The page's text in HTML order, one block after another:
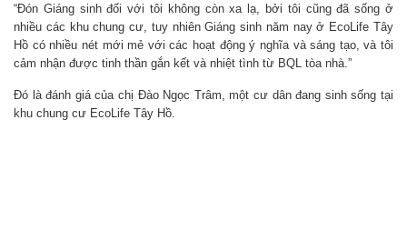
“Đón Giáng sinh đối với tôi không còn xa lạ, bởi tôi cũng đã sống ở
nhiều các khu chung cư, tuy nhiên Giáng sinh năm nay ở EcoLife Tây
Hồ có nhiều nét mới mẻ với các hoạt động ý nghĩa và sáng tạo, và tôi
cảm nhận được tinh thần gắn kết và nhiệt tình từ BQL tòa nhà.”
Đó là đánh giá của chị Đào Ngọc Trâm, một cư dân đang sinh sống tại
khu chung cư EcoLife Tây Hồ.